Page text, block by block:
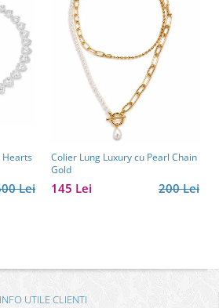
Hearts
Lei
Colier Lung Luxury cu Pearl Chain
Gold
200 Lei
145 Lei
INFO UTILE CLIENTI